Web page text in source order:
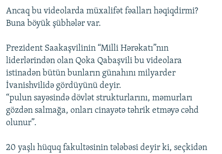
Ancaq bu videolarda müxalifət fəalları həqiqdirmi?
Buna böyük şübhələr var.
Prezident Saakaşvilinin “Milli Hərəkatı”nın
liderlərindən olan Qoka Qabaşvili bu videolara
istinadən bütün bunların günahını milyarder
İvanishvilidə gördüyünü deyir.
“pulun sayəsində dövlət strukturlarını, məmurları
gözdən salmağa, onları cinayətə təhrik etməyə cəhd
olunur”.
20 yaşlı hüquq fakultəsinin tələbəsi deyir ki, seçkidən